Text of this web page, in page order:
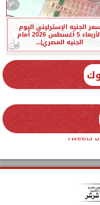
سعر الجنيه الإسترليني اليوم
الأربعاء 5 أغسطس 2026 أمام
الجنيه المصري|...
Tweets